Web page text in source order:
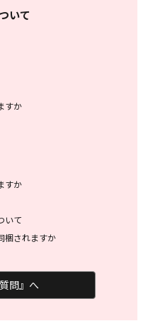
いて
すか
すか
いて
梱されますか
問』へ